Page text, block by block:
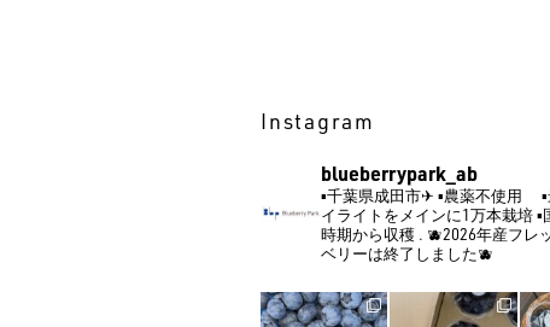
Instagram
blueberrypark_ab
▪️千葉県成田市✈︎ ▪️農薬不使用
イライトをメインに1万本栽培▪️
時期から収穫 . 🫐2026年産フレ
ベリーは終了しました🫐